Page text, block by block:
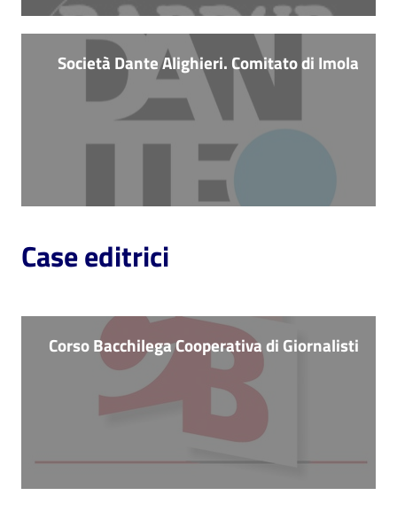
Società Dante Alighieri. Comitato di Imola
Case editrici
Corso Bacchilega Cooperativa di Giornalisti